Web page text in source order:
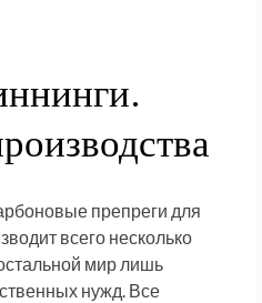
препреги для
всего несколько
мир лишь
нужд. Все